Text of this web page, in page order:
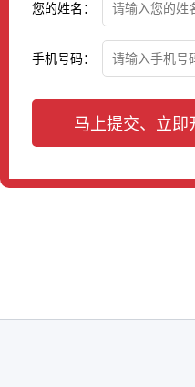
您的姓名：
手机号码：
马上提交、立即